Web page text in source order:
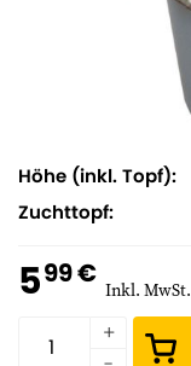
Höhe (inkl. Topf)
Zuchttopf
599 € Inkl. MwSt.